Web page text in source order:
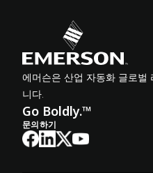
에머슨은 산업 자동화 글로벌
니다.
Go Boldly.™
문의하기